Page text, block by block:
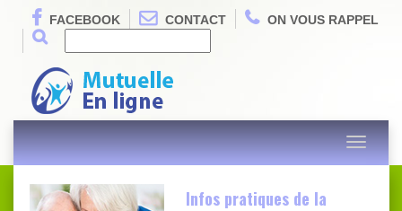
FACEBOOK CONTACT ON VOUS RAPPEL
Toggle
Infos pratiques de la